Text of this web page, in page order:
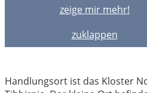
zeige mir mehr!
zuklappen
Handlungsort ist das Kloster